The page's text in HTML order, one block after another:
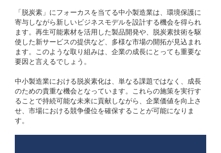
「脱炭素」にフォーカスを当てる中小製造業は、環境保護に
寄与しながら新しいビジネスモデルを設計する機会を得られ
ます。再生可能素材を活用した製品開発や、脱炭素技術を駆
使した新サービスの提供など、多様な市場の開拓が見込まれ
ます。このような取り組みは、企業の成長にとっても重要な
要因と言えるでしょう。
中小製造業における脱炭素化は、単なる課題ではなく、成長
のための貴重な機会となっています。これらの施策を実行す
ることで持続可能な未来に貢献しながら、企業価値を向上さ
せ、市場における競争優位を確保することが可能になりま
す。